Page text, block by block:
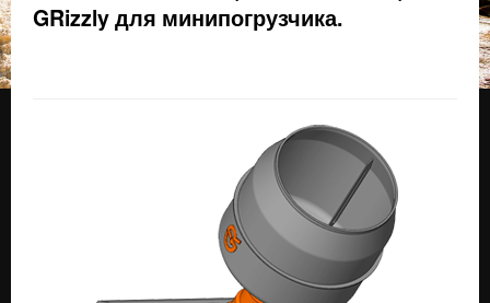
GRizzly для минипогрузчика.